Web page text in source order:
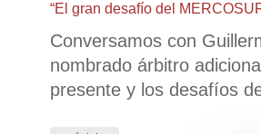
“El gran desafío del
Conversamos con
nombrado árbitro
presente y los desafíos